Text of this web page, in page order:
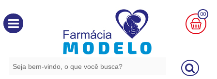
00
0,00